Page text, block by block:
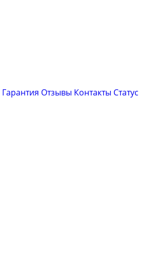
Гарантия Отзывы Контакты Cтатус